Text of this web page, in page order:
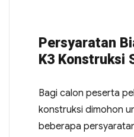
Persyaratan
K3 Konstruksi
Bagi calon peserta
konstruksi dimohon
beberapa